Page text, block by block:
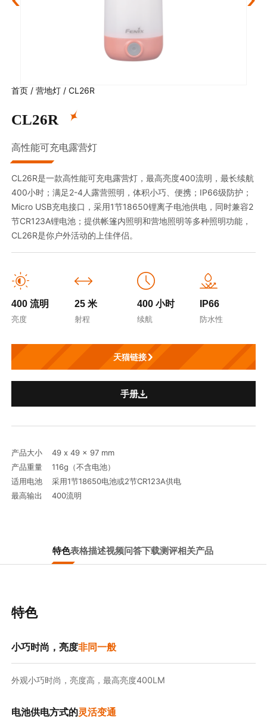
首页 /营地灯 /CL26R
CL26R
高性能可充电露营灯
CL26R是一款高性能可充电露营灯，最高亮度400流明，最长续航
400小时；满足2-4人露营照明，体积小巧、便携；IP66级防护；
Micro USB充电接口，采用1节18650锂离子电池供电，同时兼容2
节CR123A锂电池；提供帐篷内照明和营地照明等多种照明功能，
CL26R是你户外活动的上佳伴侣。
400 流明
亮度
25 米
射程
400 小时
续航
IP66
防水性
天猫链接
手册
产品大小 49 x 49 x 97 mm
产品重量 116g（不含电池）
适用电池 采用1节18650电池或2节CR123A供电
最高输出 400流明
特色表格描述视频问答下载测评相关产品
特色
小巧时尚，亮度非同一般
外观小巧时尚，亮度高，最高亮度400LM
电池供电方式的灵活变通